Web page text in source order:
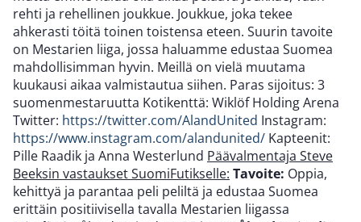
rehti ja rehellinen joukkue. Joukkue, joka tekee
ahkerasti töitä toinen toistensa eteen. Suurin tavoite
on Mestarien liiga, jossa haluamme edustaa Suomea
mahdollisimman hyvin. Meillä on vielä muutama
kuukausi aikaa valmistautua siihen. Paras sijoitus: 3
suomenmestaruutta Kotikenttä: Wiklöf Holding Arena
Twitter: https://twitter.com/AlandUnited Instagram:
https://www.instagram.com/alandunited/ Kapteenit:
Pille Raadik ja Anna Westerlund Päävalmentaja Steve
Beeksin vastaukset SuomiFutikselle: Tavoite: Oppia,
kehittyä ja parantaa peli peliltä ja edustaa Suomea
erittäin positiivisella tavalla Mestarien liigassa